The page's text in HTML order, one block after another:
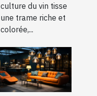
culture du vin tisse
une trame riche et
colorée,...